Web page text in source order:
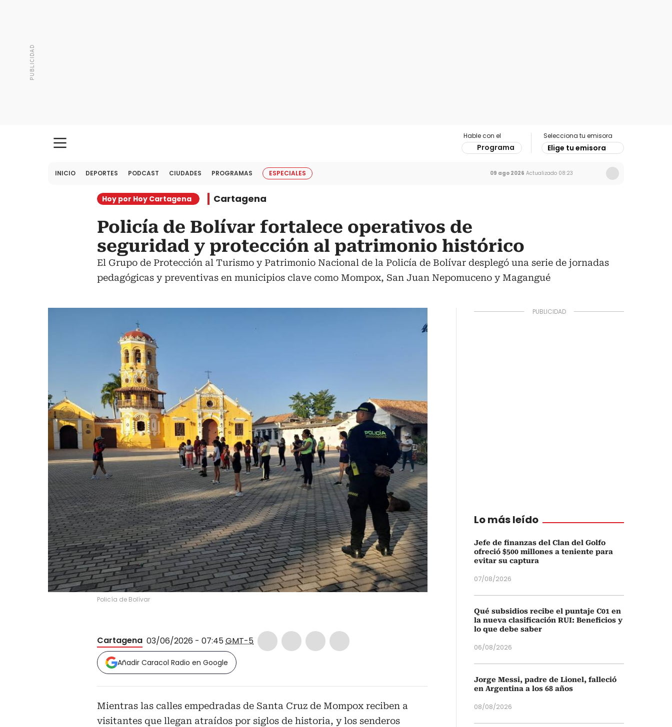
Hable con el
Programa
Selecciona tu emisora
Elige tu emisora
INICIO DEPORTES PODCAST CIUDADES PROGRAMAS ESPECIALES 09 ago 2026 Actualizado 08:23
Hoy por Hoy Cartagena Cartagena
Policía de Bolívar fortalece operativos de
seguridad y protección al patrimonio histórico
El Grupo de Protección al Turismo y Patrimonio Nacional de la Policía de Bolívar desplegó una serie de jornadas
pedagógicas y preventivas en municipios clave como Mompox, San Juan Nepomuceno y Magangué
Policía de Bolívar
Cartagena 03/06/2026 - 07:45GMT-5
Añadir Caracol Radio en Google
Mientras las calles empedradas de Santa Cruz de Mompox reciben a
visitantes que llegan atraídos por siglos de historia, y los senderos
Lo más leído
Jefe de finanzas del Clan del Golfo
ofreció $500 millones a teniente para
evitar su captura
07/08/2026
Qué subsidios recibe el puntaje C01 en
la nueva clasificación RUI: Beneficios y
lo que debe saber
06/08/2026
Jorge Messi, padre de Lionel, falleció
en Argentina a los 68 años
08/08/2026